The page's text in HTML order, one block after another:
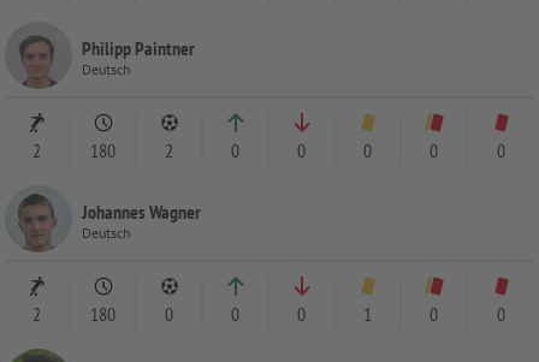
Philipp Paintner
Deutsch
2 180 2 0 0 0 0 0
Johannes Wagner
Deutsch
2 180 0 0 0 1 0 0